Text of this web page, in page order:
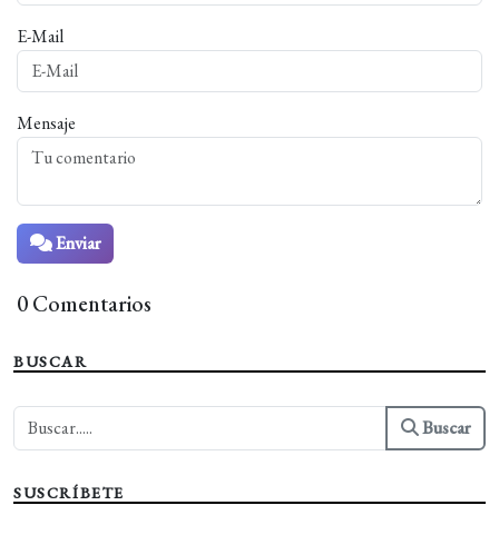
E-Mail
Mensaje
Enviar
0 Comentarios
BUSCAR
Buscar
SUSCRÍBETE